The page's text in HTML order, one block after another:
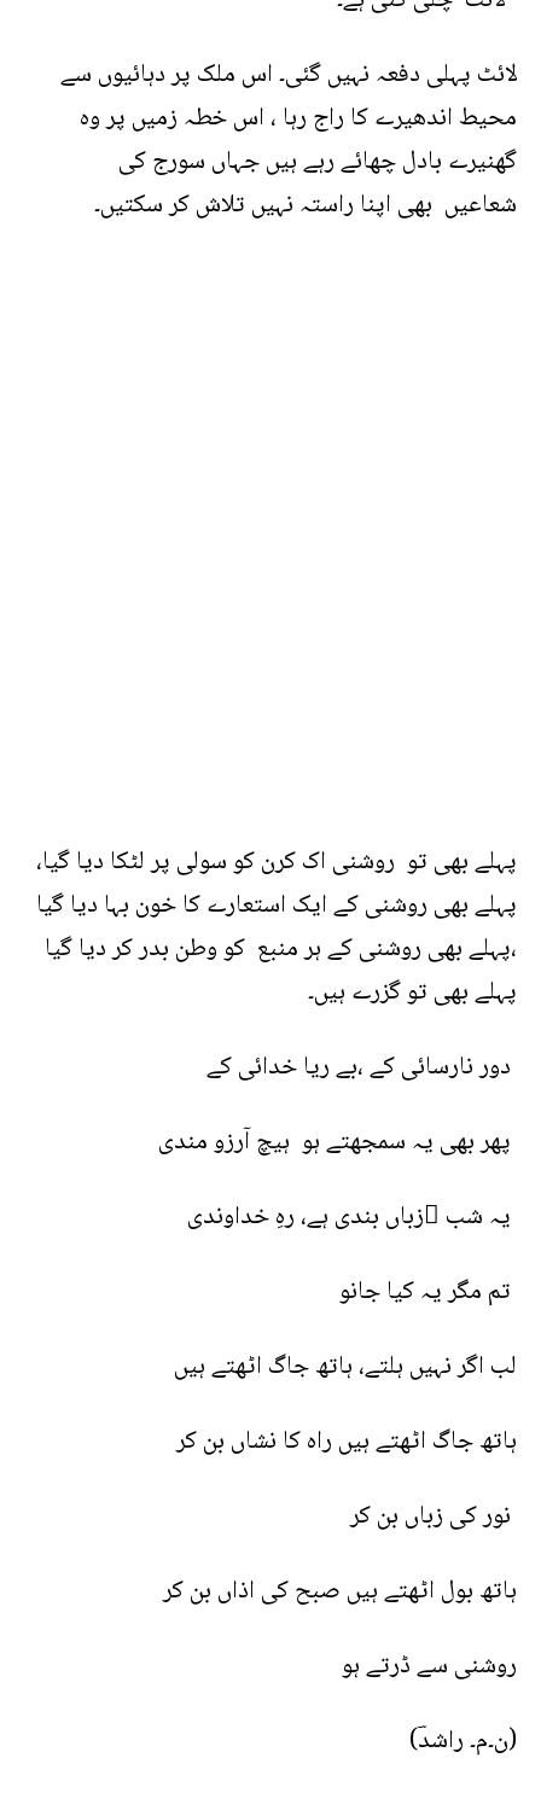
لائٹ پہلی دفعہ نہیں گئی۔ اس ملک پر دہائیوں سے
محیط اندھیرے کا راج رہا ، اس خطہ زمیں پر وہ
گھنیرے بادل چھائے رہے ہیں جہاں سورج کی
شعاعیں بھی اپنا راستہ نہیں تلاش کر سکتیں۔
پہلے بھی تو روشنی اک کرن کو سولی پر لٹکا دیا گیا،
پہلے بھی روشنی کے ایک استعارے کا خون بہا دیا گیا
،پہلے بھی روشنی کے ہر منبع کو وطن بدر کر دیا گیا
پہلے بھی تو گزرے ہیں۔
لب اگر نہیں ہلتے، ہاتھ جاگ اٹھتے ہیں
ہاتھ جاگ اٹھتے ہیں راہ کا نشاں بن کر
ہاتھ بول اٹھتے ہیں صبح کی اذاں بن کر
روشنی سے ڈرتے ہو
(ن۔م۔ راشدؔ)